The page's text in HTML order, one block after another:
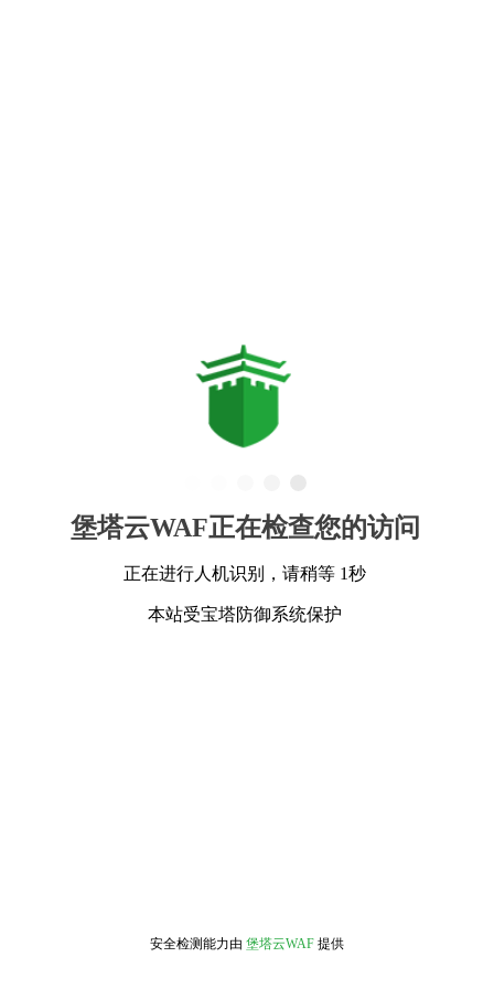
堡塔云WAF正在检查您的访问
正在进行人机识别，请稍等 1秒
本站受宝塔防御系统保护
安全检测能力由 堡塔云WAF 提供